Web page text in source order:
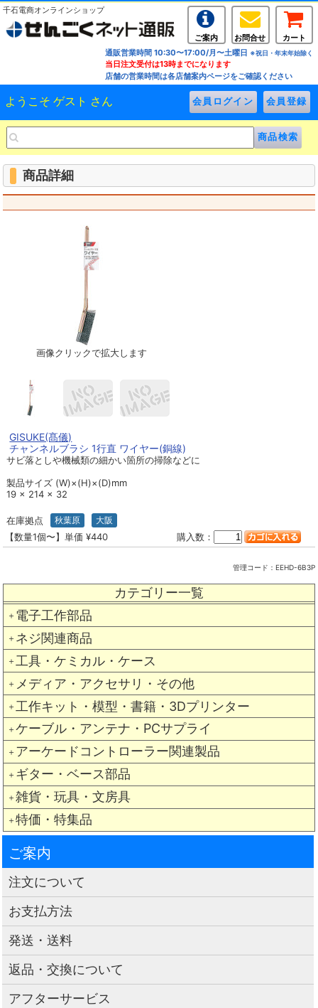
千石電商オンラインショップ
ご案内 お問合せ
カート
通販営業時間 10:30〜17:00/月〜土曜日 ※祝日・年末年始除く
当日注文受付は13時までになります
店舗の営業時間は各店舗案内ページをご確認ください
ようこそ ゲスト さん
カテゴリー一覧
＋ 電子工作部品
＋ ネジ関連商品
＋ 工具・ケミカル・ケース
＋ メディア・アクセサリ・その他
＋ 工作キット・模型・書籍・3Dプリンター
＋ ケーブル・アンテナ・PCサプライ
＋ アーケードコントローラー関連製品
＋ ギター・ベース部品
＋ 雑貨・玩具・文房具
＋ 特価・特集品
商品詳細
画像クリックで拡大します
GISUKE(髙儀)
チャンネルブラシ 1行直 ワイヤー(銅線)
サビ落としや機械類の細かい箇所の掃除などに
製品サイズ (W)×(H)×(D)mm
19 × 214 × 32
在庫拠点 秋葉原 大阪
【数量1個〜】単価 ¥440 購入数：
管理コード： EEHD-6B3P
ご案内
注文について
お支払方法
発送・送料
返品・交換について
アフターサービス